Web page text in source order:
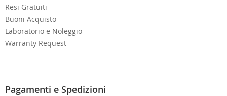
Resi Gratuiti
Buoni Acquisto
Laboratorio e Noleggio
Warranty Request
Pagamenti e Spedizioni